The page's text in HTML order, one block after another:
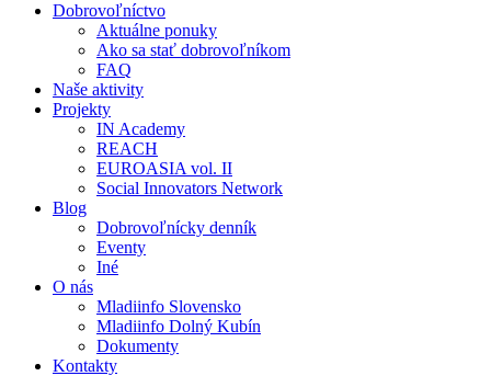
Dobrovoľníctvo
Aktuálne ponuky
Ako sa stať dobrovoľníkom
FAQ
Naše aktivity
Projekty
IN Academy
REACH
EUROASIA vol. II
Social Innovators Network
Blog
Dobrovoľnícky denník
Eventy
Iné
O nás
Mladiinfo Slovensko
Mladiinfo Dolný Kubín
Dokumenty
Kontakty